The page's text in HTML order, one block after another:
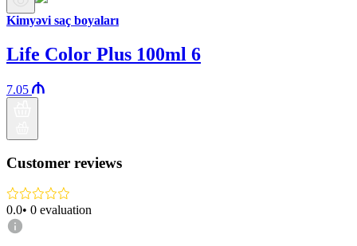
Kimyəvi saç boyaları
Life Color Plus 100ml 6
7.05
Customer reviews
0.0• 0 evaluation